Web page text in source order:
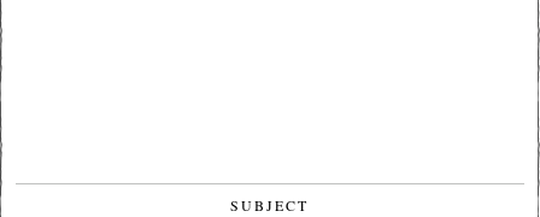
SUBJECT